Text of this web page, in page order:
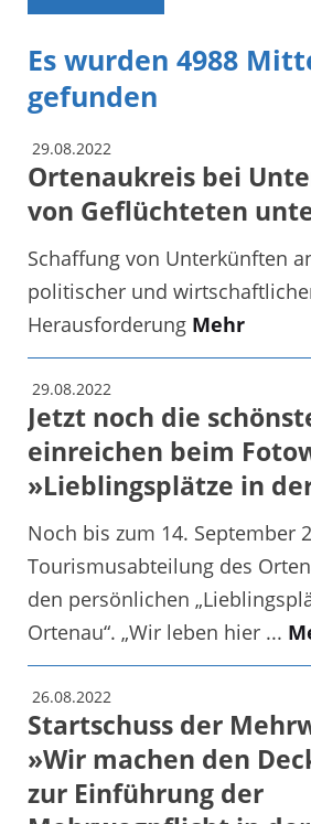
Es wurden 4988
gefunden
29.08.2022
Ortenaukreis bei
von Geflüchteten
Schaffung von Unterkünften
politischer und
Herausforderung Mehr
29.08.2022
Jetzt noch die
einreichen beim
»Lieblingsplätze in
Noch bis zum 14. September
Tourismusabteilung des
den persönlichen
Ortenau“. „Wir leben hier ...
26.08.2022
Startschuss der
»Wir machen den
zur Einführung der